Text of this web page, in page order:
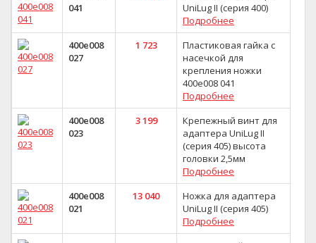
041
UniLug II (серия 400)
Подробнее
400e008
027
1 723
Пластиковая гайка с
насечкой для
крепления ножки
400e008 041
Подробнее
400e008
023
3 199
Крепежный винт для
адаптера UniLug II
(серия 405) высота
головки 2,5мм
Подробнее
400e008
021
13 040
Ножка для адаптера
UniLug II (серия 405)
Подробнее